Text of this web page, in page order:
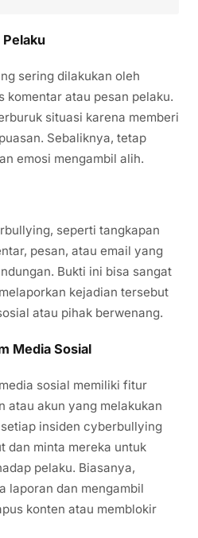
Pelaku
sering dilakukan oleh
komentar atau pesan pelaku.
situasi karena memberi
Sebaliknya, tetap
emosi mengambil alih.
seperti tangkapan
pesan, atau email yang
Bukti ini bisa sangat
kejadian tersebut
atau pihak berwenang.
Media Sosial
sosial memiliki fitur
atau akun yang melakukan
insiden cyberbullying
dan minta mereka untuk
pelaku. Biasanya,
laporan dan mengambil
konten atau memblokir